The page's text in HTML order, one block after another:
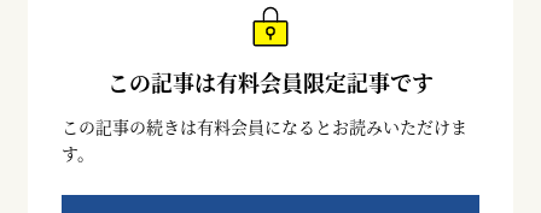
この記事は有料会員限定記事です
この記事の続きは有料会員になるとお読みいただけま
す。